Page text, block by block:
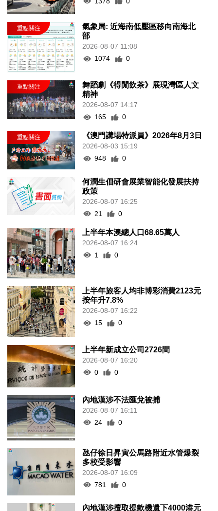
氣象局: 近海南低壓區移向南海北
部
2026-08-07 11:08
1074
0
舞蹈劇《得閒飲茶》展現灣區人文
精神
2026-08-07 14:17
165
0
《澳門講場特派員》2026年8月3日
2026-08-03 15:19
948
0
何潤生倡研會展業智能化發展扶持
政策
2026-08-07 16:25
21
0
上半年本澳總人口68.65萬人
2026-08-07 16:24
1
0
上半年旅客人均非博彩消費2123元
按年升7.8%
2026-08-07 16:22
15
0
上半年新成立公司2726間
2026-08-07 16:20
0
0
內地漢涉不法匯兌被捕
2026-08-07 16:11
24
0
氹仔徐日昇寅公馬路附近水管爆裂
多校受影響
2026-08-07 16:09
781
0
內地漢涉擅取提款機遺下4000港元